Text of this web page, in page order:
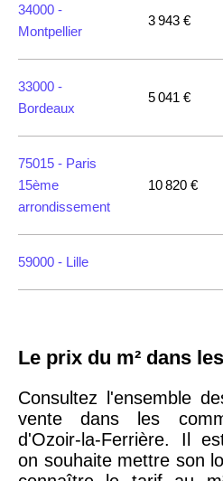
34000 -
Montpellier
3 943 €
33000 -
Bordeaux
5 041 €
75015 - Paris
15ème
arrondissement
10 820 €
59000 - Lille
75018 -
18ème
arrondissement
10 114 €
75020 -Paris
Le prix du m² dans
Consultez l'ensemble
vente dans les
d'Ozoir-la-Ferrière. Il
on souhaite mettre son